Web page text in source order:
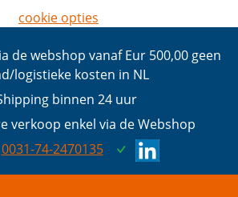
de webshop vanaf Eur 500,00 geen
logistieke kosten in NL
binnen 24 uur
verkoop enkel via de Webshop
0031-74-2470135
cookie opties
akkoord met cookies